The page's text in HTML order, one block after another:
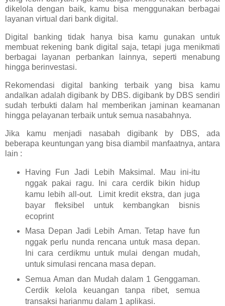
dikelola dengan baik, kamu bisa menggunakan berbagai
layanan virtual dari bank digital.
Digital banking tidak hanya bisa kamu gunakan untuk
membuat rekening bank digital saja, tetapi juga menikmati
berbagai layanan perbankan lainnya, seperti menabung
hingga berinvestasi.
Rekomendasi digital banking terbaik yang bisa kamu
andalkan adalah digibank by DBS. digibank by DBS sendiri
sudah terbukti dalam hal memberikan jaminan keamanan
hingga pelayanan terbaik untuk semua nasabahnya.
Jika kamu menjadi nasabah digibank by DBS, ada
beberapa keuntungan yang bisa diambil manfaatnya, antara
lain :
Having Fun Jadi Lebih Maksimal. Mau ini-itu
nggak pakai ragu. Ini cara cerdik bikin hidup
kamu lebih all-out. Limit kredit ekstra, dan juga
bayar fleksibel untuk kembangkan bisnis
ecoprint
Masa Depan Jadi Lebih Aman. Tetap have fun
nggak perlu nunda rencana untuk masa depan.
Ini cara cerdikmu untuk mulai dengan mudah,
untuk simulasi rencana masa depan.
Semua Aman dan Mudah dalam 1 Genggaman.
Cerdik kelola keuangan tanpa ribet, semua
transaksi harianmu dalam 1 aplikasi.